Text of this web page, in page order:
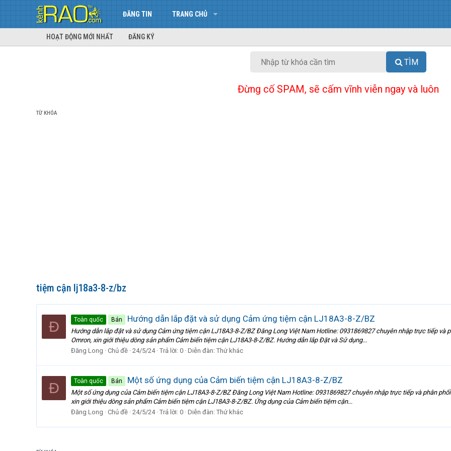
ĐĂNG TIN TRANG CHỦ
HOẠT ĐỘNG MỚI NHẤT ĐĂNG KÝ
TÌM
Đừng cố SPAM, sẽ cấm vĩnh viễn ngay và luôn
TỪ KHÓA
tiệm cận lj18a3-8-z/bz
Đ Toàn quốc Bán Hướng dẫn lắp đặt và sử dụng Cảm ứng tiệm cận LJ18A3-8-Z/BZ
Hướng dẫn lắp đặt và sử dụng Cảm ứng tiệm cận LJ18A3-8-Z/BZ Đăng Long Việt Nam Hotline: 0931869827 chuyên nhập trực tiếp và
Omron, xin giới thiệu dòng sản phẩm Cảm biến tiệm cận LJ18A3-8-Z/BZ. Hướng dẫn lắp Đặt và Sử dụng...
Đăng Long
Chủ đề 24/5/24 Trả lời: 0 Diễn đàn: Thứ khác
Đ Toàn quốc Bán Một số ứng dụng của Cảm biến tiệm cận LJ18A3-8-Z/BZ
Một số ứng dụng của Cảm biến tiệm cận LJ18A3-8-Z/BZ Đăng Long Việt Nam Hotline: 0931869827 chuyên nhập trực tiếp và phân
xin giới thiệu dòng sản phẩm Cảm biến tiệm cận LJ18A3-8-Z/BZ. Ứng dụng của Cảm biến tiệm cận...
Đăng Long
Chủ đề 24/5/24 Trả lời: 0 Diễn đàn: Thứ khác